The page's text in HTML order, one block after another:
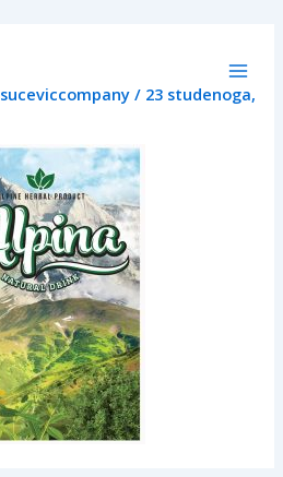
suceviccompany/ 23 studenoga,